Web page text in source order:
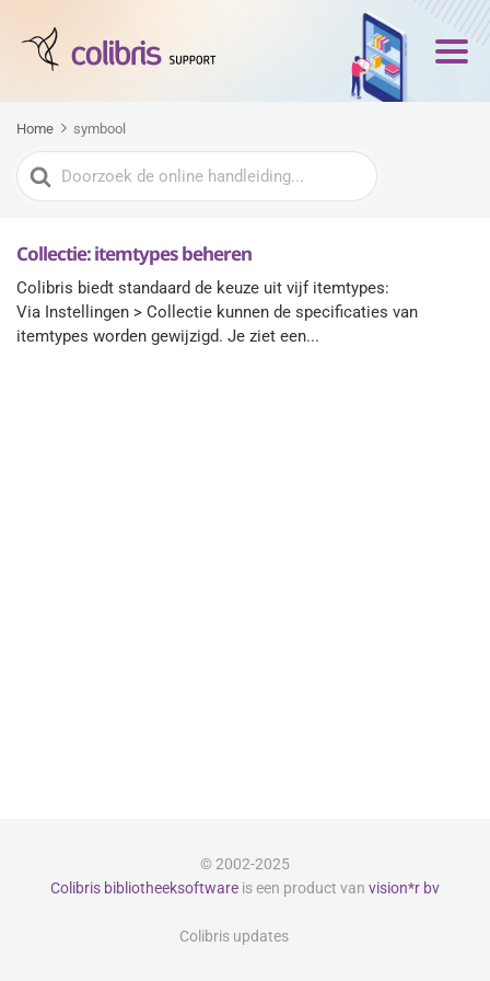
Home symbool
Zoeken
naar
Collectie: itemtypes beheren
Colibris biedt standaard de keuze uit vijf itemtypes:
Via Instellingen > Collectie kunnen de specificaties van
itemtypes worden gewijzigd. Je ziet een...
© 2002-2025
Colibris bibliotheeksoftware is een product van vision*r bv
Colibris updates